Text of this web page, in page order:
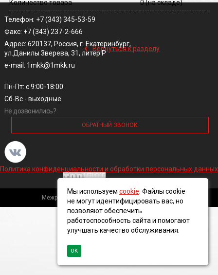
Количество товара 0(на складе)
‹ Вернуться к разделу
Телефон: +7 (343) 345-53-59
Факс: +7 (343) 237-2-666
Адрес: 620137, Россия, г. Екатеринбург,
ул.Данилы Зверева, 31, литер Р
e-mail: 1mkk@1mkk.ru
Пн-Пт: с 9:00-18:00
Сб-Вс - выходные
Не дозвонились?
ОБРАТНЫЙ ЗВОНОК
Политика конфиденциальности и обработки персональных данных
Межрегиональная кабельная компания, 2016 ©
Мы используем cookie . Файлы cookie
не могут идентифицировать вас, но
позволяют обеспечить
работоспособность сайта и помогают
улучшать качество обслуживания.
ОК